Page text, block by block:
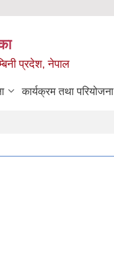
प्रदेश, नेपाल
कार्यक्रम तथा परियोजना